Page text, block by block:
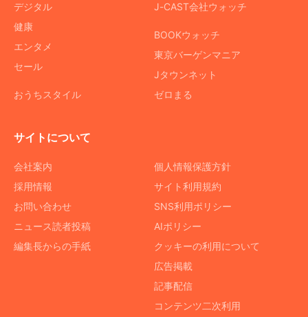
デジタル
健康
エンタメ
セール
おうちスタイル
J-CAST会社ウォッチ
BOOKウォッチ
東京バーゲンマニア
Jタウンネット
ゼロまる
サイトについて
会社案内
採用情報
お問い合わせ
ニュース読者投稿
編集長からの手紙
個人情報保護方針
サイト利用規約
SNS利用ポリシー
AIポリシー
クッキーの利用について
広告掲載
記事配信
コンテンツ二次利用